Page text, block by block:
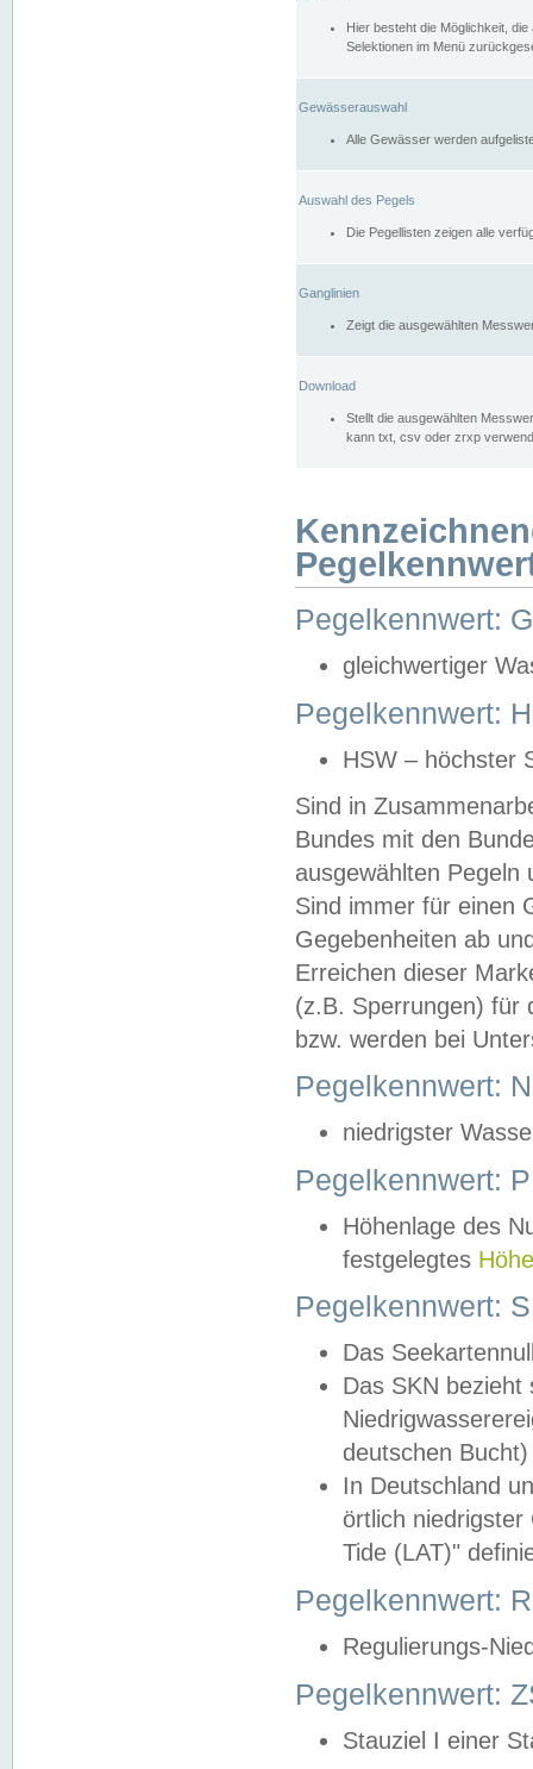
Hier besteht die Möglichkeit,
Selektionen im Menü
Gewässerauswahl
Alle Gewässer werden
Auswahl des Pegels
Die Pegellisten zeigen alle
Ganglinien
Zeigt die ausgewählten
Download
Stellt die ausgewählten
kann txt, csv oder zrxp
Pegelkennwert:
gleichwertiger
Pegelkennwert:
HSW – höchster
Sind in
Bundes mit den
ausgewählten
Sind immer für einen
Gegebenheiten ab
Erreichen dieser
(z.B. Sperrungen) für
bzw. werden bei
Pegelkennwert:
niedrigster
Pegelkennwert:
Höhenlage des
festgelegtes
Pegelkennwert:
Das
Das SKN
deutschen
In Deutschland
örtlich
Tide (LAT)"
Pegelkennwert:
Regulierungs-
Pegelkennwert:
Stauziel I einer